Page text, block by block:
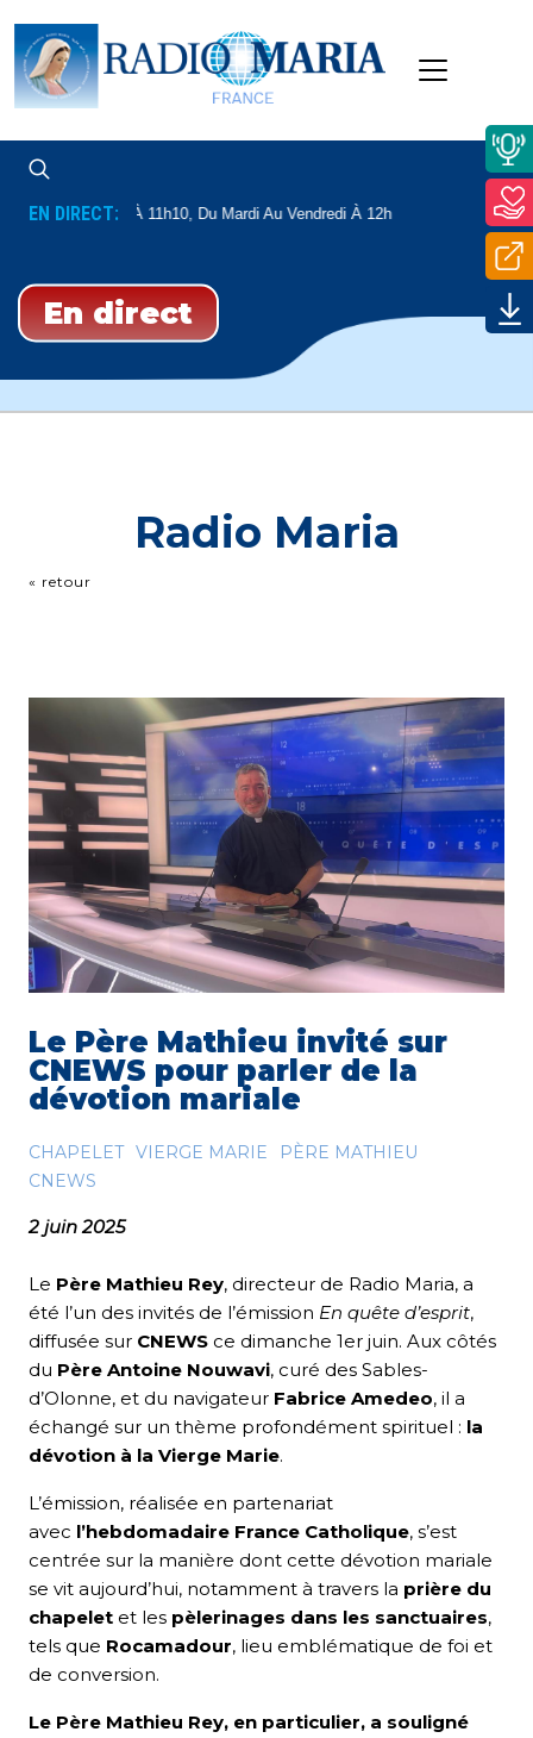
EN DIRECT:
Et Le Samedi À 11h10, Du Mardi Au Vendredi À 12h
En direct
Radio Maria
« retour
Le Père Mathieu invité sur
CNEWS pour parler de la
dévotion mariale
CHAPELET VIERGE MARIE
PÈRE MATHIEU
CNEWS
2 juin 2025
Le Père Mathieu Rey, directeur de Radio Maria, a
été l’un des invités de l’émission En quête d’esprit,
diffusée sur CNEWS ce dimanche 1er juin. Aux côtés
du Père Antoine Nouwavi, curé des Sables-
d’Olonne, et du navigateur Fabrice Amedeo, il a
échangé sur un thème profondément spirituel : la
dévotion à la Vierge Marie.
L’émission, réalisée en partenariat
avec l’hebdomadaire France Catholique, s’est
centrée sur la manière dont cette dévotion mariale
se vit aujourd’hui, notamment à travers la prière du
chapelet et les pèlerinages dans les sanctuaires,
tels que Rocamadour, lieu emblématique de foi et
de conversion.
Le Père Mathieu Rey, en particulier, a souligné